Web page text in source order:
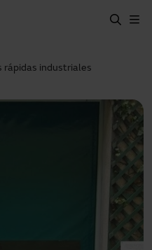
rápidas industriales